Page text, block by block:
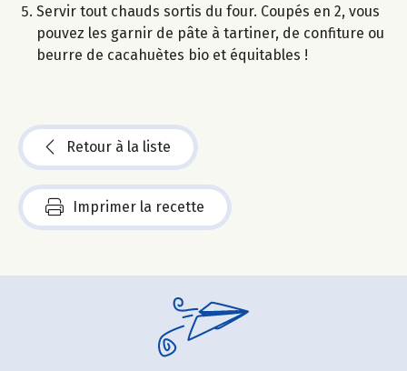
Servir tout chauds sortis du four. Coupés en 2, vous
pouvez les garnir de pâte à tartiner, de confiture ou
beurre de cacahuètes bio et équitables !
Retour à la liste
Imprimer la recette